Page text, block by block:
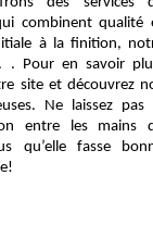
combinent qualité
à la finition,
. Pour en savoir
site et découvrez
Ne laissez pas
entre les mains
qu’elle fasse